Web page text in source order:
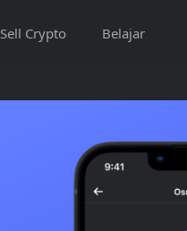
Sell Crypto Belajar